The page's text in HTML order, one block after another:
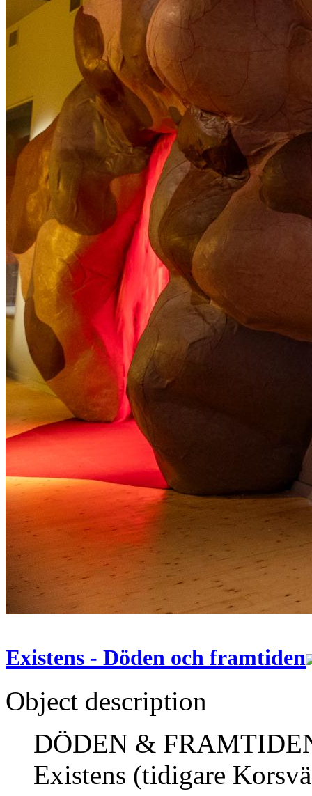
Existens - Döden och framtiden
Object description
DÖDEN &
Existens (tidigare